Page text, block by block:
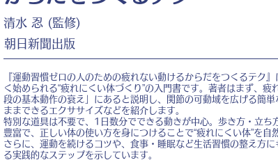
清水 忍 (監修)
朝日新聞出版
『運動習慣ゼロの人のための疲れない動けるからだをつくるテク
く始められる“疲れにくい体づくり”の入門書です。著者はまず、
段の基本動作の衰え」にあると説明し、関節の可動域を広げる簡
ままできるエクササイズなどを紹介します。
特別な道具は不要で、1日数分でできる動きが中心。歩き方・立ち
豊富で、正しい体の使い方を身につけることで“疲れにくい体”を自
さらに、運動を続けるコツや、食事・睡眠など生活習慣の整え方
る実践的なステップを示しています。